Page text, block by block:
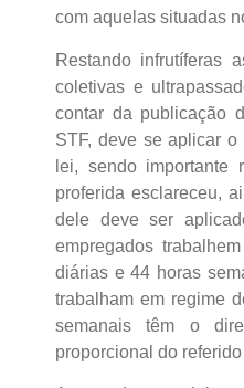
com aquelas situadas
Restando infrutíferas
coletivas e
contar da publicação
STF, deve se aplicar
lei, sendo importante
proferida esclareceu,
dele deve ser
empregados
diárias e 44 horas
trabalham em regime
semanais têm o
proporcional do